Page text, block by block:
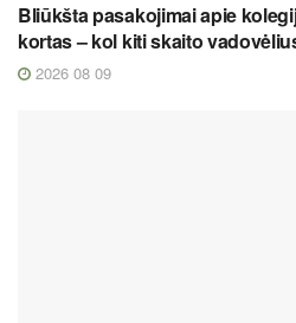
Bliūkšta pasakojimai apie
kortas – kol kiti skaito
2026 08 09